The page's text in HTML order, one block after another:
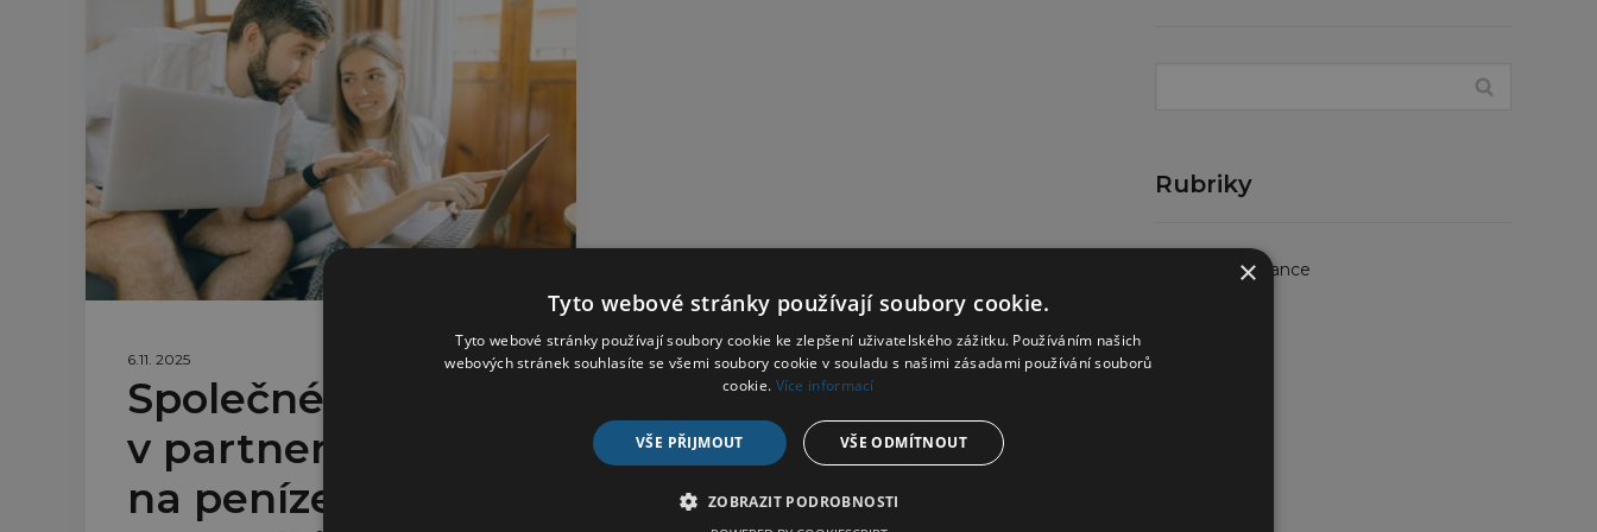
6.11. 2025
Společné finance
v partnerství: jak
na peníze, aby
Rubriky
Rodinné finance
×
Tyto webové stránky používají soubory cookie.
Tyto webové stránky používají soubory cookie ke zlepšení uživatelského zážitku. Používáním našich
webových stránek souhlasíte se všemi soubory cookie v souladu s našimi zásadami používání souborů
cookie. Více informací
VŠE PŘIJMOUT VŠE ODMÍTNOUT
ZOBRAZIT PODROBNOSTI